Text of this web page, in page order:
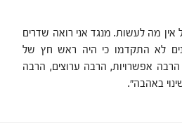
אין מה לעשות. מנגד אני רואה שדרים
לא התקדמו כי היה ראש חץ של
אפשרויות, הרבה ערוצים, הרבה
באהבה".